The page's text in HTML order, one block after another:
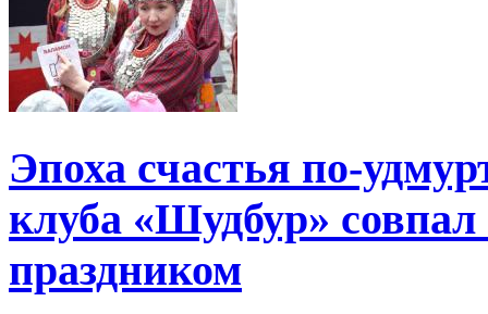
Эпоха счастья по-
клуба «Шудбур»
праздником